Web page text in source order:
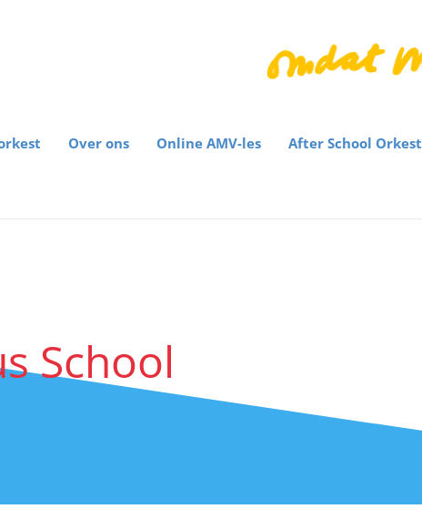
Over ons Online AMV-les After School Orkest
School